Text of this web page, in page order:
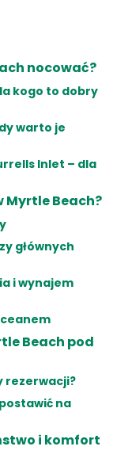
nocować?
kogo to dobry
warto je
Inlet – dla
Myrtle Beach?
głównych
i wynajem
Beach pod
rezerwacji?
na
i komfort